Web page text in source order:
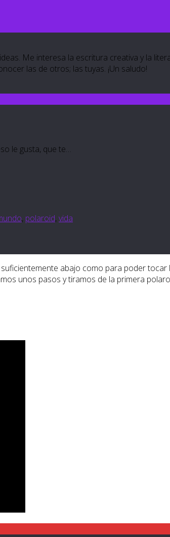
Me interesa la escritura creativa y la
las de otros; las tuyas. ¡Un saludo!
le gusta, que te…
, polaroid, vida
abajo como para poder
unos pasos y tiramos de la primera